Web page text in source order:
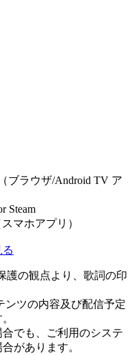
ブラウザ/Android TV ア
Steam
マホアプリ）
護の観点より、歌詞の印
ンツの内容及び配信予定
でも、ご利用のシステ
があります。